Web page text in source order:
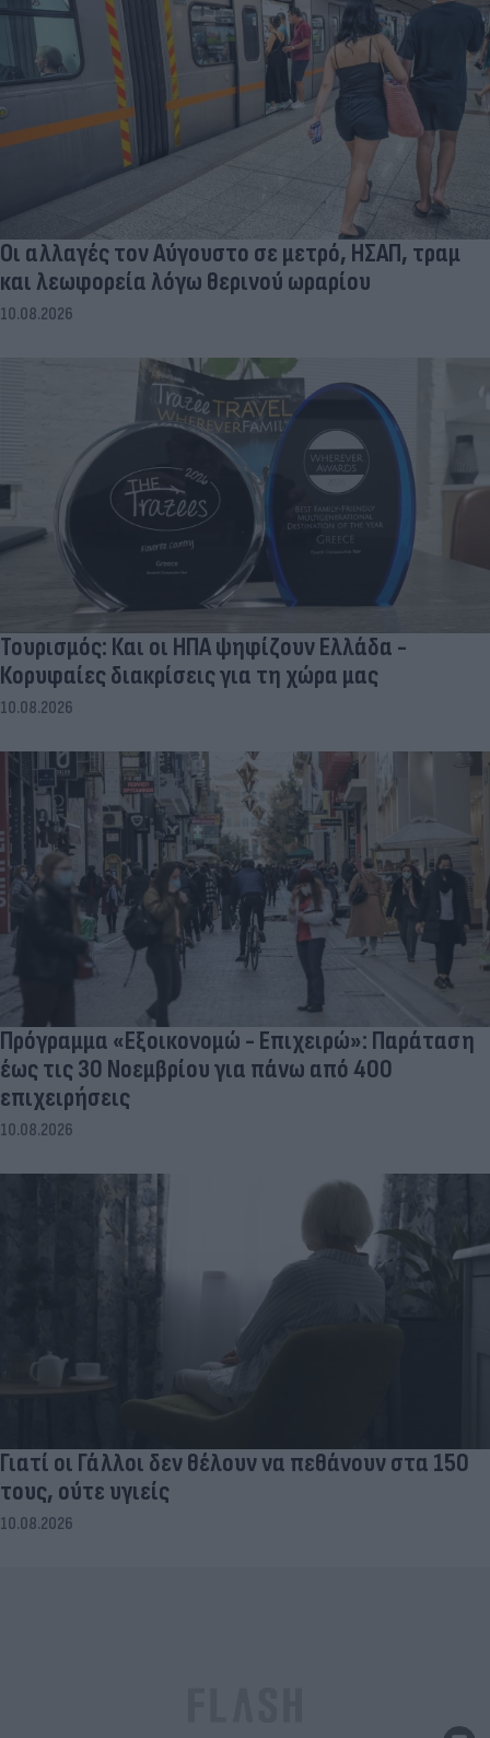
Οι αλλαγές τον Αύγουστο σε μετρό, ΗΣΑΠ, τραμ
και λεωφορεία λόγω θερινού ωραρίου
10.08.2026
Τουρισμός: Και οι ΗΠΑ ψηφίζουν Ελλάδα -
Κορυφαίες διακρίσεις για τη χώρα μας
10.08.2026
Πρόγραμμα «Εξοικονομώ - Επιχειρώ»: Παράταση
έως τις 30 Νοεμβρίου για πάνω από 400
επιχειρήσεις
10.08.2026
Γιατί οι Γάλλοι δεν θέλουν να πεθάνουν στα 150
τους, ούτε υγιείς
10.08.2026